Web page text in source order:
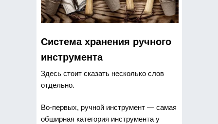
Система хранения ручного
инструмента
Здесь стоит сказать несколько слов
отдельно.
Во-первых, ручной инструмент — самая
обширная категория инструмента у